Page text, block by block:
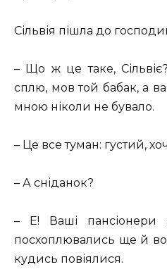
Сільвія пішла до
– Що ж це таке,
сплю, мов той бабак, а
мною ніколи не бувало.
– Це все туман: густий,
– А сніданок?
– Е! Ваші
посхоплювались ще й
кудись повіялися.